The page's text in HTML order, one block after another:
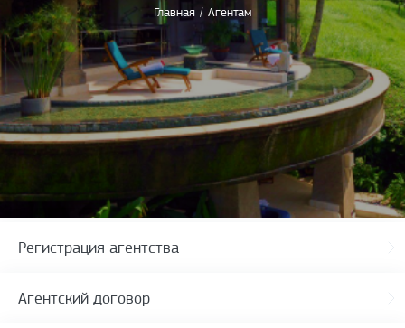
Главная / Агентам
Регистрация агентства
Агентский договор